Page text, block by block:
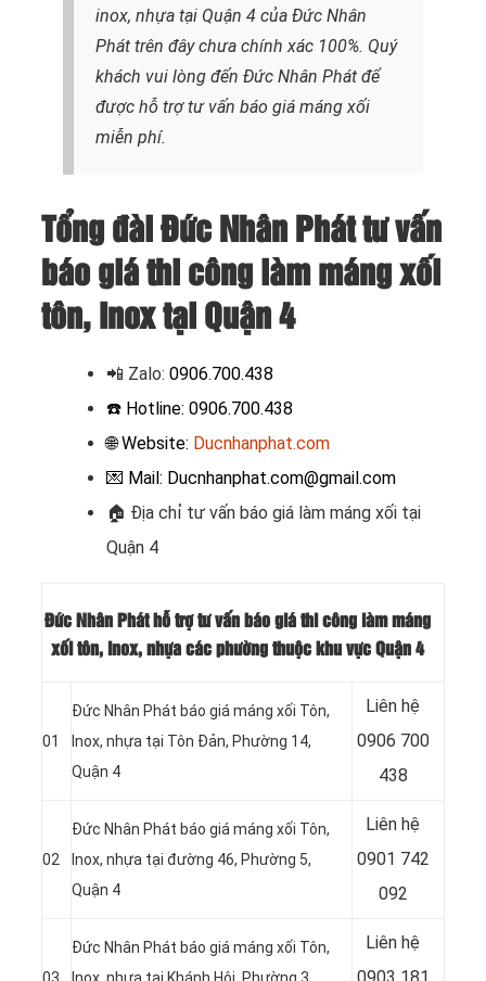
inox, nhựa tại Quận 4 của Đức Nhân
Phát trên đây chưa chính xác 100%. Quý
khách vui lòng đến Đức Nhân Phát để
được hỗ trợ tư vấn báo giá máng xối
miễn phí.
Tổng đài Đức Nhân Phát tư vấn
báo giá thi công làm máng xối
tôn, Inox tại Quận 4
📲 Zalo: 0906.700.438
☎️ Hotline: 0906.700.438
🌐 Website: Ducnhanphat.com
💌 Mail: Ducnhanphat.com@gmail.com
🏠 Địa chỉ tư vấn báo giá làm máng xối tại
Quận 4
Đức Nhân Phát hỗ trợ tư vấn báo giá thi công làm máng
xối tôn, inox, nhựa các phường thuộc khu vực Quận 4
01
Đức Nhân Phát báo giá máng xối Tôn,
Inox, nhựa tại Tôn Ðản, Phường 14,
Quận 4
Liên hệ
0906 700
438
02
Đức Nhân Phát báo giá máng xối Tôn,
Inox, nhựa tại đường 46, Phường 5,
Quận 4
Liên hệ
0901 742
092
03
Đức Nhân Phát báo giá máng xối Tôn,
Inox, nhựa tại Khánh Hội, Phường 3,
Liên hệ